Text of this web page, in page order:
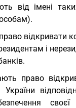
від імені
відкривати
і
право
своєї